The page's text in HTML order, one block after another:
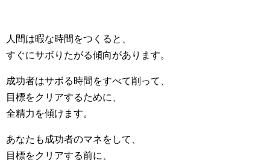
人間は暇な時間をつくると、
すぐにサボりたがる傾向があります。
成功者はサボる時間をすべて削って、
目標をクリアするために、
全精力を傾けます。
あなたも成功者のマネをして、
目標をクリアする前に、